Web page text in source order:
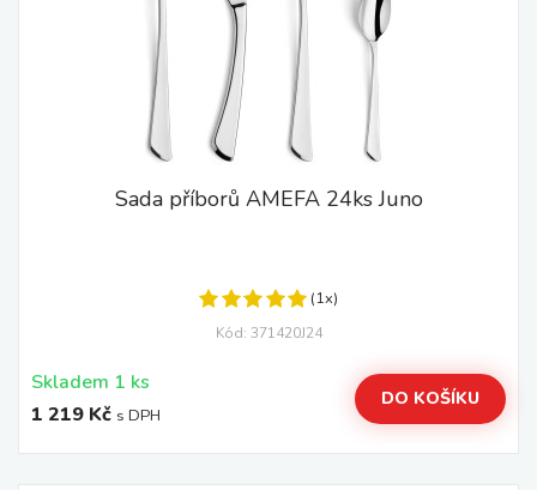
Sada příborů AMEFA 24ks Juno
(1x)
Kód: 371420J24
Skladem 1 ks
1 219 Kč s DPH
DO KOŠÍKU